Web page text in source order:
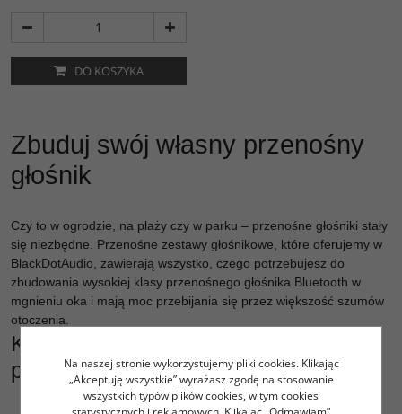
DO KOSZYKA
Zbuduj swój własny przenośny
głośnik
Czy to w ogrodzie, na plaży czy w parku – przenośne głośniki stały
się niezbędne. Przenośne zestawy głośnikowe, które oferujemy w
BlackDotAudio, zawierają wszystko, czego potrzebujesz do
zbudowania wysokiej klasy przenośnego głośnika Bluetooth w
mgnieniu oka i mają moc przebijania się przez większość szumów
otoczenia.
Kompletne zestawy głośników
przenośnych DIY
Na naszej stronie wykorzystujemy pliki cookies. Klikając
„Akceptuję wszystkie” wyrażasz zgodę na stosowanie
wszystkich typów plików cookies, w tym cookies